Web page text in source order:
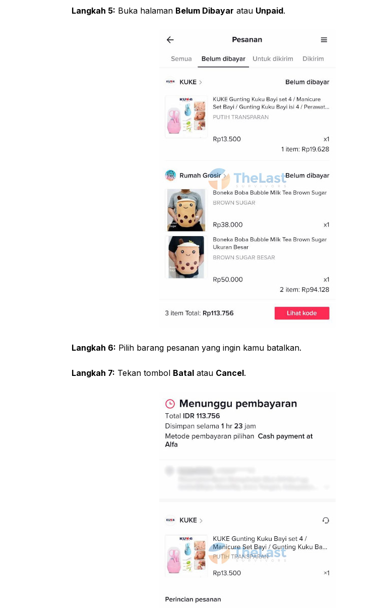
Langkah 5: Buka halaman Belum Dibayar atau Unpaid.
Langkah 6: Pilih barang pesanan yang ingin kamu batalkan.
Langkah 7: Tekan tombol Batal atau Cancel.